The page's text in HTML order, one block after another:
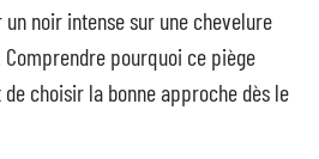
noir intense sur une chevelure
pourquoi ce piège
choisir la bonne approche dès le